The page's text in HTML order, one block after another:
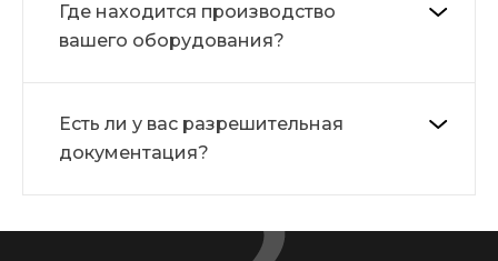
Где находится производство
вашего оборудования?
Есть ли у вас разрешительная
документация?